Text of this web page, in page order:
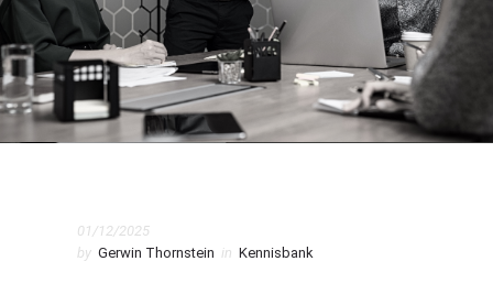
Wat betekent FinOps voor cloudkostenbeheer?
01/12/2025
by Gerwin Thornstein in Kennisbank